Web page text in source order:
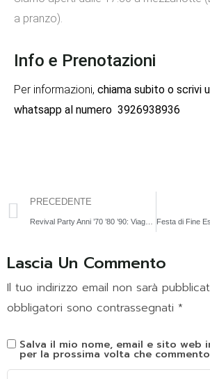
a pranzo).
Info e Prenotazioni
Per informazioni, chiama subito o scrivi
whatsapp al numero 3926938936
PRECEDENTE
Lascia Un Commento
Il tuo indirizzo email non sarà
obbligatori sono contrassegnati *
Salva il mio nome, email e sito web
per la prossima volta che